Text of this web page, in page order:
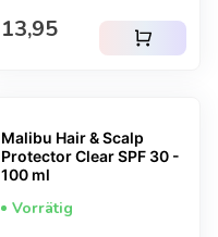
Regulärer Preis
13,95 shopping_cart
Malibu Hair & Scalp
Protector Clear SPF 30 -
100 ml
Vorrätig